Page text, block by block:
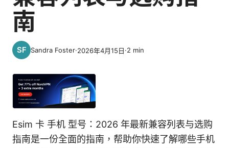
南
Sandra Foster·2026年4月15日·2 min
Esim 卡 手机 型号：2026 年最新兼容列表与选购
指南是一份全面的指南，帮助你快速了解哪些手机